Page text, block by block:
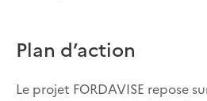
Plan d’action
Le projet FORDAVISE repose